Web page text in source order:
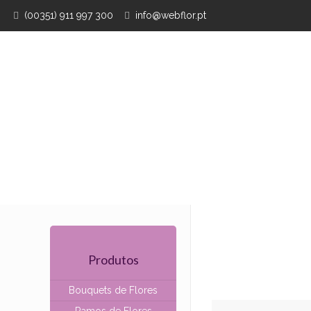
(00351) 911 997 300 info@webflor.pt
Produtos
Bouquets de Flores